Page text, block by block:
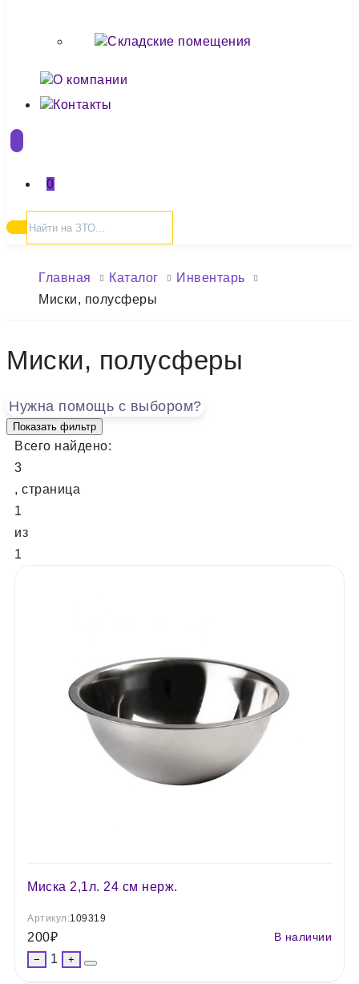
Складские помещения
О компании
Контакты
0
Главная Каталог
Инвентарь
Миски, полусферы
Миски, полусферы
Нужна помощь с выбором?
Показать фильтр
Всего найдено:
3
, страница
1
из
1
Миска 2,1л. 24 см нерж.
Артикул:109319
200₽ В наличии
− 1 +